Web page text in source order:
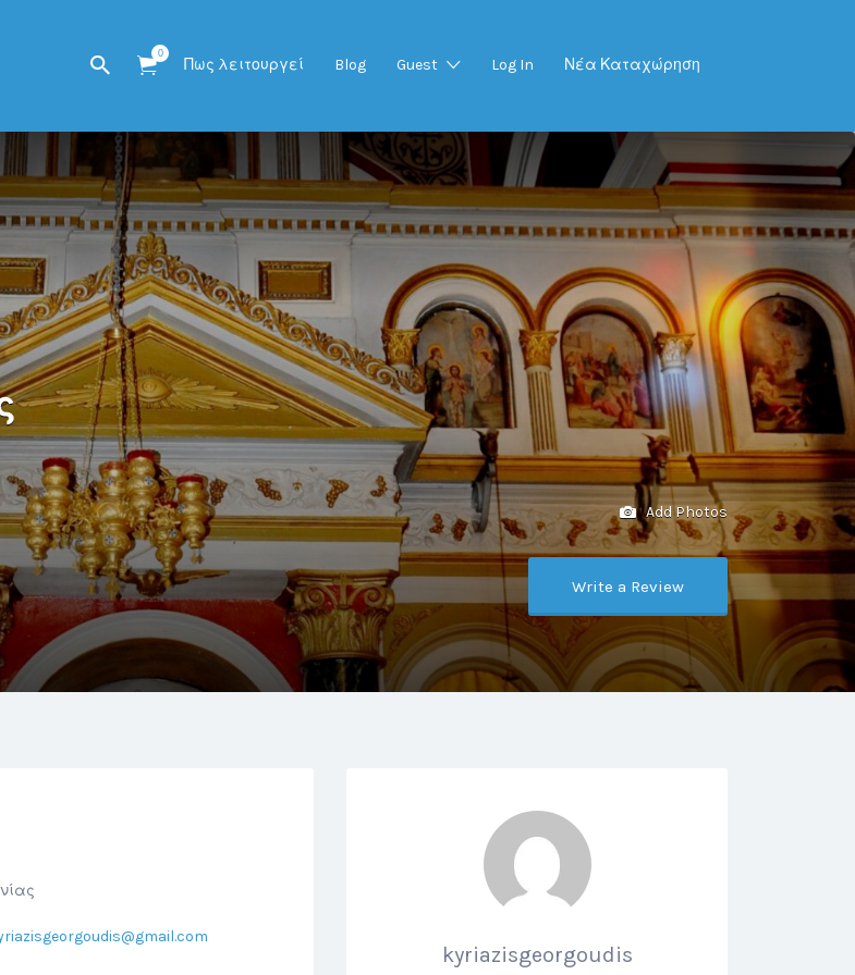
0
Πως λειτουργεί Blog Guest Log In Νέα Καταχώρηση
Add Photos
Write a Review
kyriazisgeorgoudis